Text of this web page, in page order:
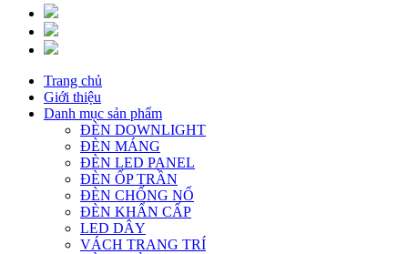
Trang chủ
Giới thiệu
Danh mục sản phẩm
ĐÈN DOWNLIGHT
ĐÈN MÁNG
ĐÈN LED PANEL
ĐÈN ỐP TRẦN
ĐÈN CHỐNG NỔ
ĐÈN KHẨN CẤP
LED DÂY
VÁCH TRANG TRÍ